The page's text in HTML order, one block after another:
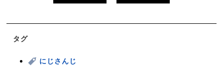
タグ
にじさんじ